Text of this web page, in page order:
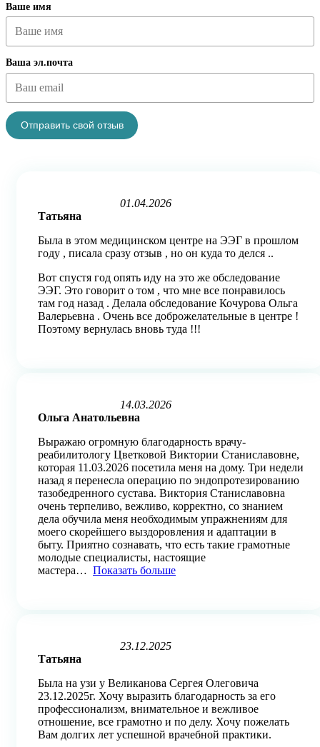
Ваше имя
Ваша эл.почта
Отправить свой отзыв
5
of
5
01.04.2026
Татьяна
Была в этом медицинском центре на ЭЭГ в прошлом
году , писала сразу отзыв , но он куда то делся ..
Вот спустя год опять иду на это же обследование
ЭЭГ. Это говорит о том , что мне все понравилось
там год назад . Делала обследование Кочурова Ольга
Валерьевна . Очень все доброжелательные в центре !
Поэтому вернулась вновь туда !!!
5
of
5
14.03.2026
Ольга Анатольевна
Выражаю огромную благодарность врачу-
реабилитологу Цветковой Виктории Станиславовне,
которая 11.03.2026 посетила меня на дому. Три недели
назад я перенесла операцию по эндопротезированию
тазобедренного сустава. Виктория Станиславовна
очень терпеливо, вежливо, корректно, со знанием
дела обучила меня необходимым упражнениям для
моего скорейшего выздоровления и адаптации в
быту. Приятно сознавать, что есть такие грамотные
молодые специалисты, настоящие
мастера
Показать больше
5
of
5
23.12.2025
Татьяна
Была на узи у Великанова Сергея Олеговича
23.12.2025г. Хочу выразить благодарность за его
профессионализм, внимательное и вежливое
отношение, все грамотно и по делу. Хочу пожелать
Вам долгих лет успешной врачебной практики.